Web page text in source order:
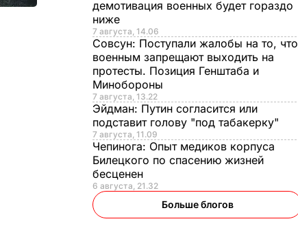
демотивация военных будет гораздо
ниже
7 августа, 14.06
Совсун: Поступали жалобы на то, что
военным запрещают выходить на
протесты. Позиция Генштаба и
Минобороны
7 августа, 13.22
Эйдман: Путин согласится или
подставит голову "под табакерку"
7 августа, 11.09
Чепинога: Опыт медиков корпуса
Билецкого по спасению жизней
бесценен
6 августа, 21.32
Больше блогов